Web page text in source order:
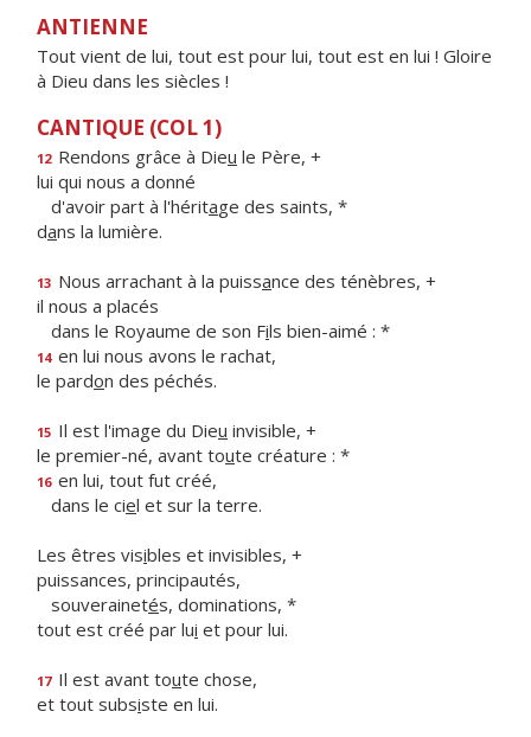
ANTIENNE
Tout vient de lui, tout est pour lui, tout est en lui ! Gloire
à Dieu dans les siècles !
CANTIQUE (COL 1)
12 Rendons grâce à Dieu le Père, +
lui qui nous a donné
d'avoir part à l'héritage des saints, *
dans la lumière.
13 Nous arrachant à la puissance des ténèbres, +
il nous a placés
dans le Royaume de son Fils bien-aimé : *
14 en lui nous avons le rachat,
le pardon des péchés.
15 Il est l'image du Dieu invisible, +
le premier-né, avant toute créature : *
16 en lui, tout fut créé,
dans le ciel et sur la terre.
Les êtres visibles et invisibles, +
puissances, principautés,
souverainetés, dominations, *
tout est créé par lui et pour lui.
17 Il est avant toute chose,
et tout subsiste en lui.